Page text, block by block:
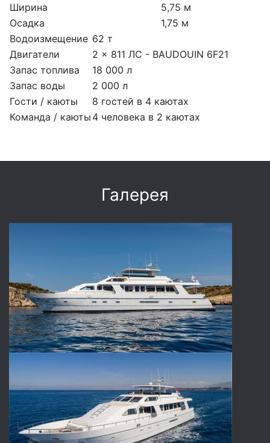
Ширина
5,75 м
Осадка
1,75 м
Водоизмещение 62 т
Двигатели
2 x 811 ЛС - BAUDOUIN 6F21
Запас топлива
18 000 л
Запас воды
2 000 л
Гости / каюты
8 гостей в 4 каютах
Команда / каюты 4 человека в 2 каютах
Галерея